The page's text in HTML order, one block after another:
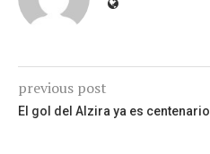
previous post
El gol del Alzira ya es centenario